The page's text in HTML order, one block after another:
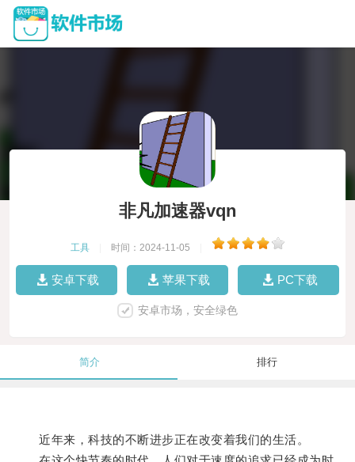
非凡加速器vqn
工具 时间：2024-11-05
安卓下载 苹果下载 PC下载
安卓市场，安全绿色
简介 排行
近年来，科技的不断进步正在改变着我们的生活。